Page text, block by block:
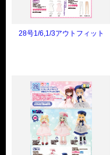
28号1/6,1/3アウトフィット